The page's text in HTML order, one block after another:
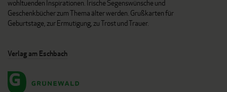
wohltuenden Inspirationen. Irische Segenswünsche und
Geschenkbücher zum Thema älter werden. Grußkarten für
Geburtstage, zur Ermutigung, zu Trost und Trauer.
Verlag am Eschbach